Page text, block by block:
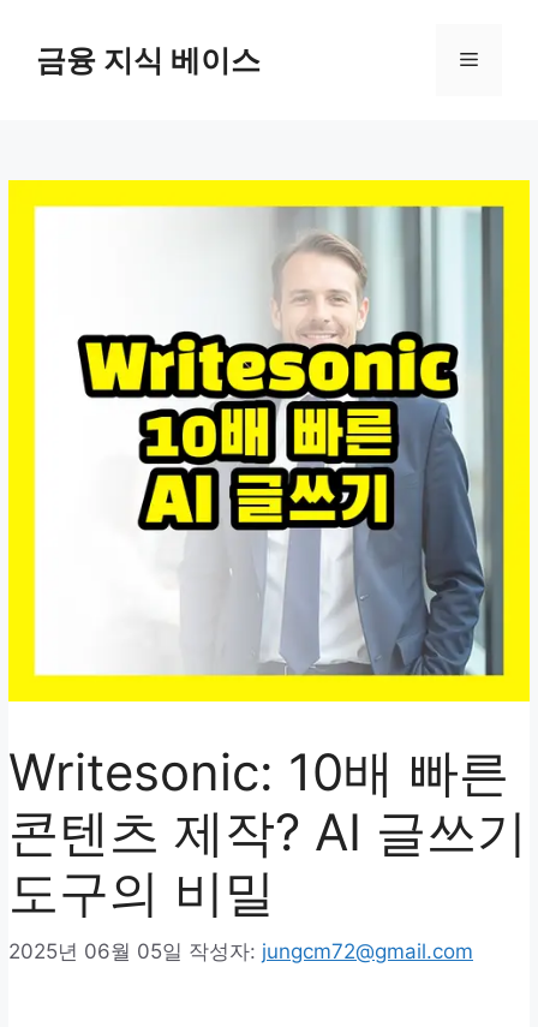
금융 지식 베이스 메
Writesonic: 10배 빠른
콘텐츠 제작? AI 글쓰기
도구의 비밀
2025년 06월 05일 작성자: jungcm72@gmail.com